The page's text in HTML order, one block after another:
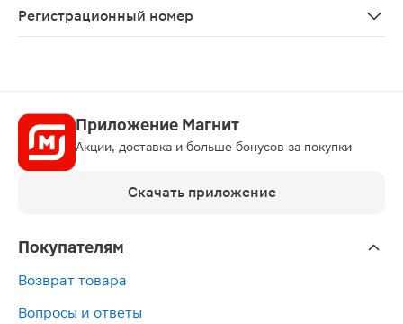
Регистрационный номер
Приложение Магнит
Акции, доставка и больше бонусов за покупки
Скачать приложение
Покупателям
Возврат товара
Вопросы и ответы